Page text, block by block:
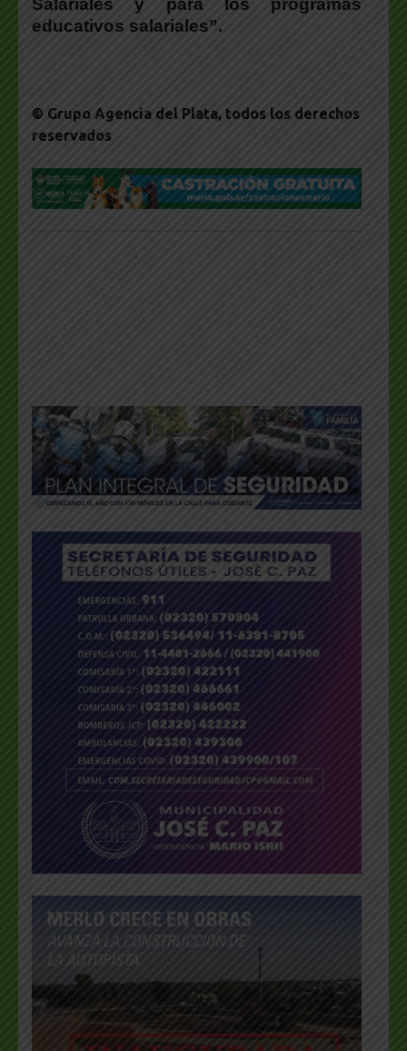
Salariales y para los programas
educativos salariales”.
© Grupo Agencia del Plata, todos los derechos
reservados